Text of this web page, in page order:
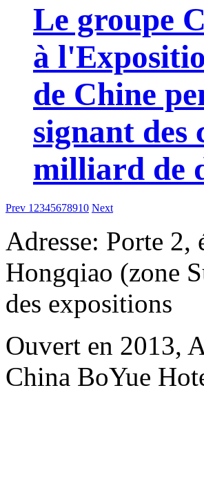
Le groupe
à
de Chine
signant
milliard de
Prev 1 2345678910 Next
Adresse: Porte 2,
Hongqiao (zone
des expositions
Ouvert en 2013,
China BoYue